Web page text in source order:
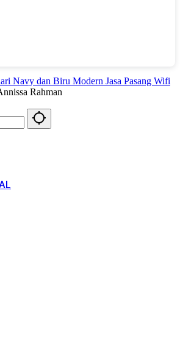
Navy dan Biru Modern Jasa Pasang Wifi
Rahman